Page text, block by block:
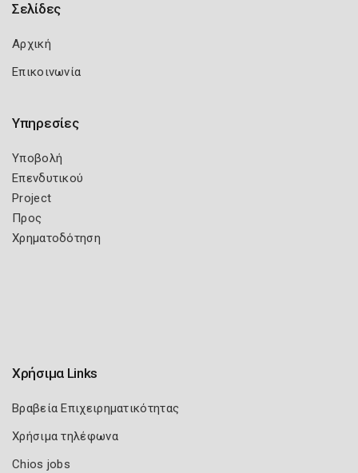
Σελίδες
Αρχική
Επικοινωνία
Υπηρεσίες
Υποβολή
Επενδυτικού
Project
Προς
Χρηματοδότηση
Χρήσιμα Links
Βραβεία Επιχειρηματικότητας
Χρήσιμα τηλέφωνα
Chios jobs